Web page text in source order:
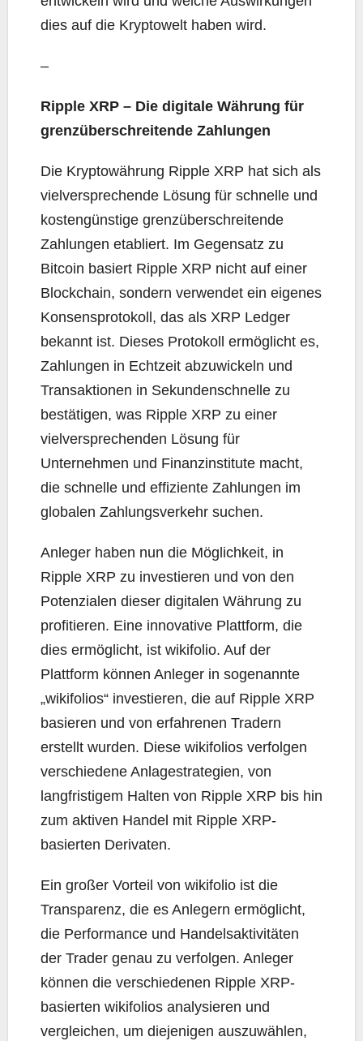
dies auf die Kryptowelt haben wird.
–
Ripple XRP – Die digitale Währung für
grenzüberschreitende Zahlungen
Die Kryptowährung Ripple XRP hat sich als
vielversprechende Lösung für schnelle und
kostengünstige grenzüberschreitende
Zahlungen etabliert. Im Gegensatz zu
Bitcoin basiert Ripple XRP nicht auf einer
Blockchain, sondern verwendet ein eigenes
Konsensprotokoll, das als XRP Ledger
bekannt ist. Dieses Protokoll ermöglicht es,
Zahlungen in Echtzeit abzuwickeln und
Transaktionen in Sekundenschnelle zu
bestätigen, was Ripple XRP zu einer
vielversprechenden Lösung für
Unternehmen und Finanzinstitute macht,
die schnelle und effiziente Zahlungen im
globalen Zahlungsverkehr suchen.
Anleger haben nun die Möglichkeit, in
Ripple XRP zu investieren und von den
Potenzialen dieser digitalen Währung zu
profitieren. Eine innovative Plattform, die
dies ermöglicht, ist wikifolio. Auf der
Plattform können Anleger in sogenannte
„wikifolios“ investieren, die auf Ripple XRP
basieren und von erfahrenen Tradern
erstellt wurden. Diese wikifolios verfolgen
verschiedene Anlagestrategien, von
langfristigem Halten von Ripple XRP bis hin
zum aktiven Handel mit Ripple XRP-
basierten Derivaten.
Ein großer Vorteil von wikifolio ist die
Transparenz, die es Anlegern ermöglicht,
die Performance und Handelsaktivitäten
der Trader genau zu verfolgen. Anleger
können die verschiedenen Ripple XRP-
basierten wikifolios analysieren und
vergleichen, um diejenigen auszuwählen,